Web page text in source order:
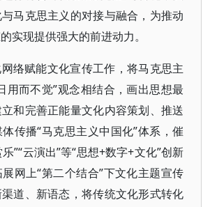
马克思主义的对接与融合，为推动
实现提供强大的前进动力。
络赋能文化宣传工作，将马克思主
用而不觉”观念相结合，画出思想最
和完善正能量文化内容策划、推送
传播“马克思主义中国化”体系，催
”“云演出”等“思想+数字+文化”创新
网上“第二个结合”下文化主题宣传
道、新语态，将传统文化形式转化